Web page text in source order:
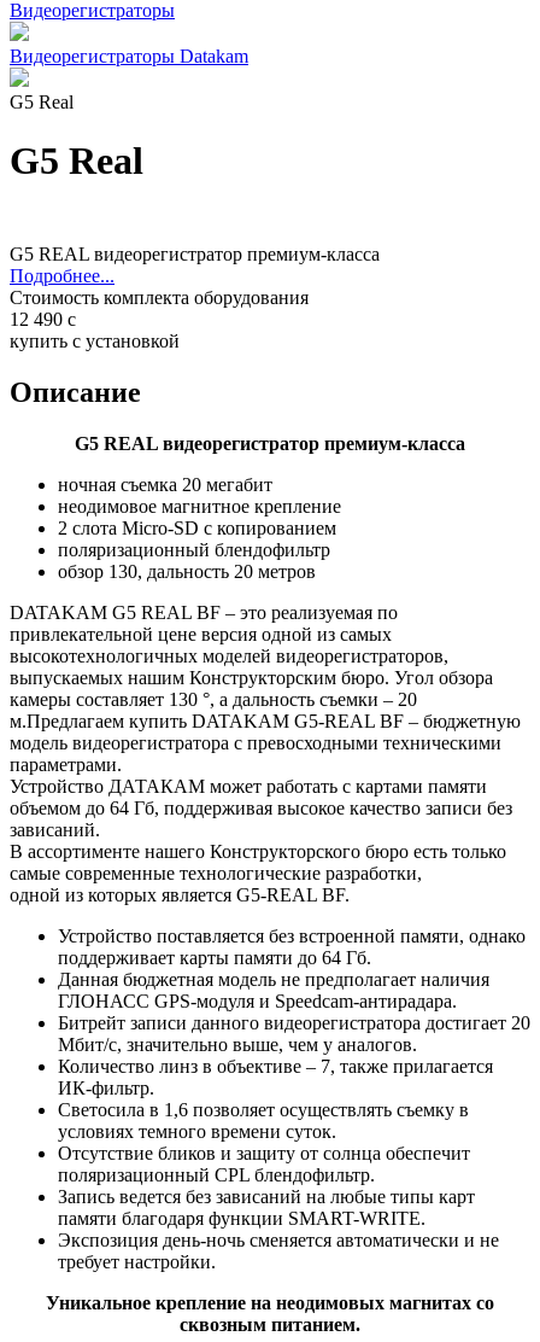
Видеорегистраторы
Видеорегистраторы Datakam
G5 Real
G5 Real
G5 REAL видеорегистратор премиум-класса
Подробнее...
Стоимость комплекта оборудования
12 490 c
купить с установкой
Описание
G5 REAL видеорегистратор премиум-класса
ночная съемка 20 мегабит
неодимовое магнитное крепление
2 слота Micro-SD с копированием
поляризационный блендофильтр
обзор 130, дальность 20 метров
DATAKAM G5 REAL BF – это реализуемая по
привлекательной цене версия одной из самых
высокотехнологичных моделей видеорегистраторов,
выпускаемых нашим Конструкторским бюро. Угол обзора
камеры составляет 130 °, а дальность съемки – 20
м.Предлагаем купить DATAKAM G5-REAL BF – бюджетную
модель видеорегистратора с превосходными техническими
параметрами.
Устройство ДАТАКАМ может работать с картами памяти
объемом до 64 Гб, поддерживая высокое качество записи без
зависаний.
В ассортименте нашего Конструкторского бюро есть только
самые современные технологические разработки,
одной из которых является G5-REAL BF.
Устройство поставляется без встроенной памяти, однако
поддерживает карты памяти до 64 Гб.
Данная бюджетная модель не предполагает наличия
ГЛОНАСС GPS-модуля и Speedcam-антирадара.
Битрейт записи данного видеорегистратора достигает 20
Мбит/с, значительно выше, чем у аналогов.
Количество линз в объективе – 7, также прилагается
ИК-фильтр.
Светосила в 1,6 позволяет осуществлять съемку в
условиях темного времени суток.
Отсутствие бликов и защиту от солнца обеспечит
поляризационный CPL блендофильтр.
Запись ведется без зависаний на любые типы карт
памяти благодаря функции SMART-WRITE.
Экспозиция день-ночь сменяется автоматически и не
требует настройки.
Уникальное крепление на неодимовых магнитах со
сквозным питанием.